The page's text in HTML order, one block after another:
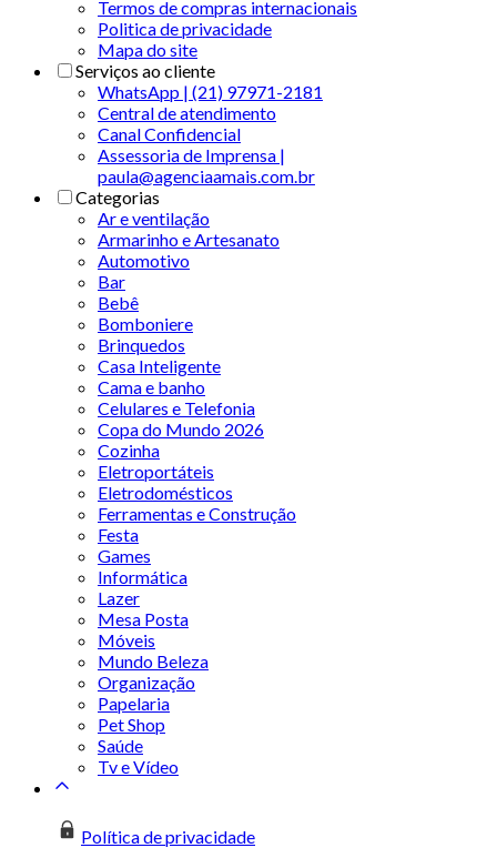
Termos de compras internacionais
Politica de privacidade
Mapa do site
Serviços ao cliente
WhatsApp | (21) 97971-2181
Central de atendimento
Canal Confidencial
Assessoria de Imprensa |
paula@agenciaamais.com.br
Categorias
Ar e ventilação
Armarinho e Artesanato
Automotivo
Bar
Bebê
Bomboniere
Brinquedos
Casa Inteligente
Cama e banho
Celulares e Telefonia
Copa do Mundo 2026
Cozinha
Eletroportáteis
Eletrodomésticos
Ferramentas e Construção
Festa
Games
Informática
Lazer
Mesa Posta
Móveis
Mundo Beleza
Organização
Papelaria
Pet Shop
Saúde
Tv e Vídeo
Política de privacidade